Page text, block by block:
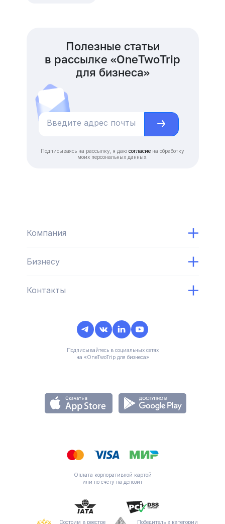
Полезные статьи
в рассылке «OneTwoTrip
для бизнеса»
Подписываясь на рассылку, я даю согласие на обработку
моих персональных данных.
Компания
Бизнесу
Контакты
Подписывайтесь в социальных сетях
на «OneTwoTrip для бизнеса»
Оплата корпоративной картой
или по счету на депозит
Состоим в реестре Победитель в категории